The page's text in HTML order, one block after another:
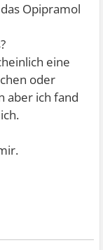
Opipramol
eine
oder
aber ich fand